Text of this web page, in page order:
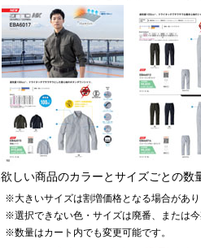
欲しい商品のカラーとサイズごとの数
※大きいサイズは割増価格となる場合があ
※選択できない色・サイズは廃番、または
※数量はカート内でも変更可能です。